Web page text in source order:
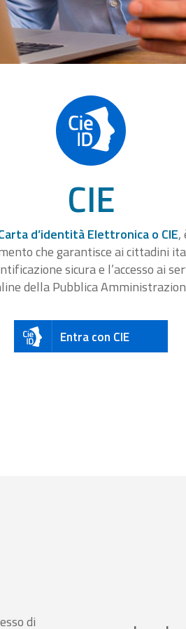
CIE
d’identità Elettronica o CIE,
che garantisce ai cittadini
sicura e l’accesso ai
della Pubblica
Entra con CIE
di